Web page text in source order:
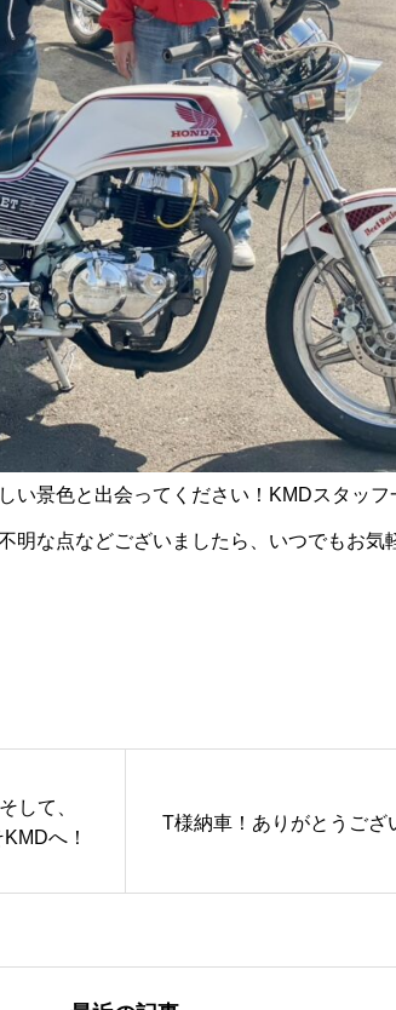
い景色と出会ってください！KMDスタッ
明な点などございましたら、いつでもお気
して、
へ！
T様納車！ありがとうござ